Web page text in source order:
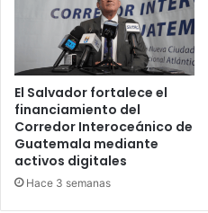
El Salvador fortalece el
financiamiento del
Corredor Interoceánico de
Guatemala mediante
activos digitales
Hace 3 semanas